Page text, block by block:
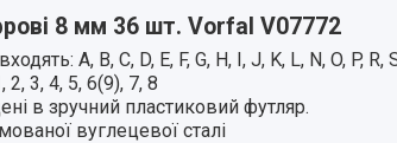
8 мм 36 шт. Vorfal V07772
A, B, C, D, E, F, G, H, I, J, K, L, N, O, P, R,
2, 3, 4, 5, 6(9), 7, 8
в зручний пластиковий футляр.
вуглецевої сталі